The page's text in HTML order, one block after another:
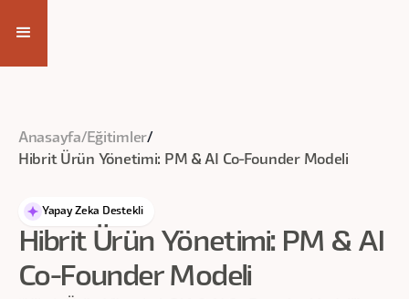
Anasayfa/ Eğitimler/
Hibrit Ürün Yönetimi: PM & AI Co-Founder Modeli
Yapay Zeka Destekli
Hibrit Ürün Yönetimi: PM & AI
Co-Founder Modeli